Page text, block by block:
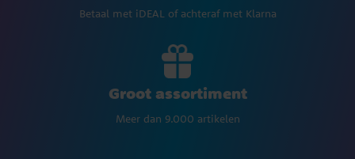
Betaal met iDEAL of achteraf met Klarna
Groot assortiment
Meer dan 9.000 artikelen